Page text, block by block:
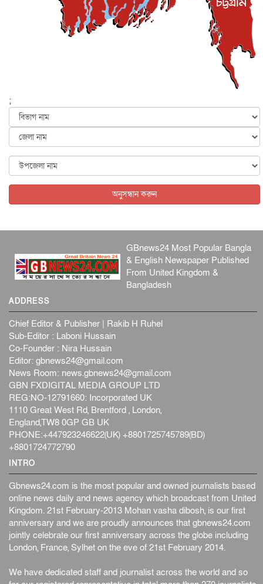
দেশজুড়ে ৬ আগস্ট, ২০২৬
আজ থেকে সবার জন্য উন্মুক্ত জুলাই স্মৃতি জাদুঘর
৬ আগস্ট, ২০২৬
৬ আগস্ট, ২০২৬
জুলাইয়ের কৃতিত্ব নেওয়ার জন্য সবাই প্রতিযোগিতায় নেমেছে :
৬ আগস্ট, ২০২৬
৬ আগস্ট, ২০২৬
;
অনুসন্ধান করুন
GBnews24 Most Popular Bangla
& English Newspaper Published
From United Kingdom &
Bangladesh
ADDRESS
Chief Editor & Publisher | Rakib H Ruhel
Sub-Editor : Laboni Hussain
Co-Founder : Nira Hussain
Editor: gbnews24@gmail.com
News Room: news.gbnews24@gmail.com
GBN FXDIGITAL MEDIA GROUP LTD
REG:NO-12791660: Incorporated UK
1110 Great West Rd, Brentford , London,
England,TW8 0GP GB UK
PHONE:+447923246622(UK) +8801725745789(BD)
+8801724772790
INTRO
Gbnews24.com is the most popular and owned journalists based
online news daily and news agency which broadcast from United
Kingdom. 21st February-2013 Mohan vasha dibosh, is our first
anniversary and we are proudly announces that gbnews24.com
jointly celebrate our first anniversary across the globe including
London, France, Sylhet on the eve of 21st February 2014.
We have dedicated staff and journalist across the world and so